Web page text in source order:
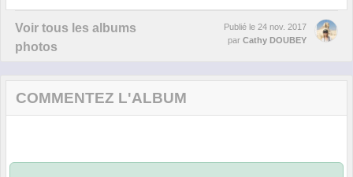
Voir tous les albums
photos
Publié le 24 nov. 2017
par Cathy DOUBEY
COMMENTEZ L'ALBUM